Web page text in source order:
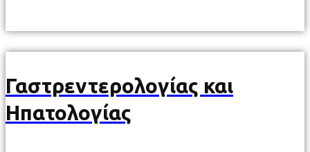
Γαστρεντερολογίας και
Ηπατολογίας